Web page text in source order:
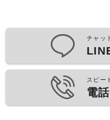
チャッ
スピー
電